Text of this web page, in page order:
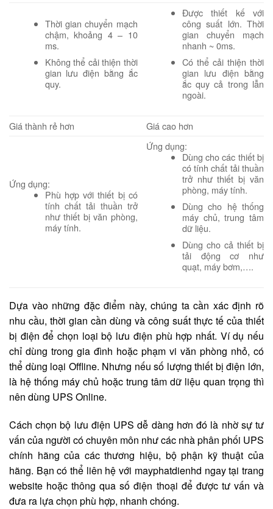
Thời gian chuyển mạch
chậm, khoảng 4 – 10
ms.
Không thể cải thiện thời
gian lưu điện bằng ắc
quy.
Được thiết kế với
công suất lớn. Thời
gian chuyển mạch
nhanh ~ 0ms.
Có thể cải thiện thời
gian lưu điện bằng
ắc quy cả trong lẫn
ngoài.
Giá thành rẻ hơn Giá cao hơn
Ứng dụng:
Phù hợp với thiết bị có
tính chất tải thuần trở
như thiết bị văn phòng,
máy tính.
Ứng dụng:
Dùng cho các thiết bị
có tính chất tải thuần
trở như thiết bị văn
phòng, máy tính.
Dùng cho hệ thống
máy chủ, trung tâm
dữ liệu.
Dùng cho cả thiết bị
tải động cơ như
quạt, máy bơm,….
Dựa vào những đặc điểm này, chúng ta cần xác định rõ
nhu cầu, thời gian cần dùng và công suất thực tế của thiết
bị điện để chọn loại bộ lưu điện phù hợp nhất. Ví dụ nếu
chỉ dùng trong gia đình hoặc phạm vi văn phòng nhỏ, có
thể dùng loại Offline. Nhưng nếu số lượng thiết bị điện lớn,
là hệ thống máy chủ hoặc trung tâm dữ liệu quan trọng thì
nên dùng UPS Online.
Cách chọn bộ lưu điện UPS dễ dàng hơn đó là nhờ sự tư
vấn của người có chuyên môn như các nhà phân phối UPS
chính hãng của các thương hiệu, bộ phận kỹ thuật của
hãng. Bạn có thể liên hệ với mayphatdienhd ngay tại trang
website hoặc thông qua số điện thoại để được tư vấn và
đưa ra lựa chọn phù hợp, nhanh chóng.